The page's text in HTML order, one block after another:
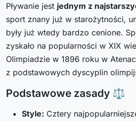
Pływanie jest jednym z
sport znany już w starożytności,
były już wtedy bardzo cenione.
zyskało na popularności w XIX
Olimpiadzie w 1896 roku w
z podstawowych dyscyplin
Podstawowe zasady ⚖️
Style: Cztery